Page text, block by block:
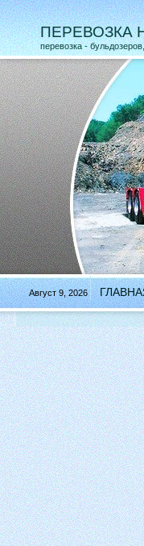
ПЕРЕВОЗКА
перевозка -
Август 9, 2026